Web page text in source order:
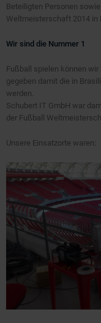
Beteiligten Personen
Weltmeisterschaft 2014 in
Wir sind die Nummer 1
Fußball spielen können
gegeben damit die in
werden.
Schubert IT GmbH war
der Fußball
Unsere Einsatzorte waren: